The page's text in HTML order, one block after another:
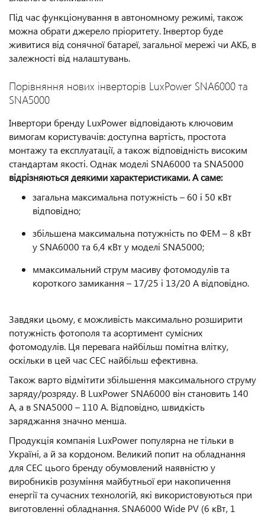
Під час функціонування в автономному режимі, також
можна обрати джерело пріоритету. Інвертор буде
живитися від сонячної батареї, загальної мережі чи АКБ, в
залежності від налаштувань.
Порівняння нових інверторів LuxPower SNA6000 та
SNA5000
Інвертори бренду LuxPower відповідають ключовим
вимогам користувачів: доступна вартість, простота
монтажу та експлуатації, а також відповідність високим
стандартам якості. Однак моделі SNA6000 та SNA5000
відрізняються деякими характеристиками. А саме:
загальна максимальна потужність – 60 і 50 кВт
відповідно;
збільшена максимальна потужність по ФЕМ – 8 кВт
у SNA6000 та 6,4 кВт у моделі SNA5000;
ммаксимальний струм масиву фотомодулів та
короткого замикання – 17/25 і 13/20 А відповідно.
Завдяки цьому, є можливість максимально розширити
потужність фотополя та асортимент сумісних
фотомодулів. Ця перевага найбільш помітна влітку,
оскільки в цей час СЕС найбільш ефективна.
Також варто відмітити збільшення максимального струму
заряду/розряду. В LuxPower SNA6000 він становить 140
А, а в SNA5000 – 110 А. Відповідно, швидкість
заряджання значно менша.
Продукція компанія LuxPower популярна не тільки в
Україні, а й за кордоном. Великий попит на обладнання
для СЕС цього бренду обумовлений наявністю у
виробників розуміння майбутньої ери накопичення
енергії та сучасних технологій, які використовуються при
виготовленні обладнання. SNA6000 Wide PV (6 кВт, 1